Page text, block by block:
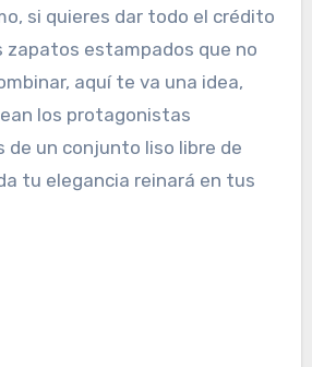
si quieres dar todo el crédito
zapatos estampados que no
aquí te va una idea,
los protagonistas
de un conjunto liso libre de
tu elegancia reinará en tus